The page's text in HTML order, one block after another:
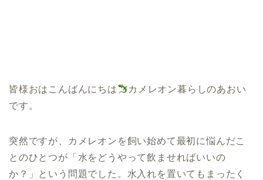
皆様おはこんばんにちは
カメレオン暮らしのあおい
です。
突然ですが、カメレオンを飼い始めて最初に悩んだこ
とのひとつが「水をどうやって飲ませればいいの
か？」という問題でした。水入れを置いてもまったく